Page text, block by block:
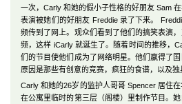
一次，Carly 和她的假小子性格的好朋友 Sam
表演被她们的好朋友 Freddie 录了下来。
频传到了网上。观众们看到了他们的搞笑表演
频，这样 iCarly 就诞生了。随着时间的推移，
们的节目使他们成为了网络明星。他们赢得了
原因是那些有创意的竞赛，疯狂的食谱，以及独
Carly 和她的26岁的监护人哥哥 Spencer 居住
在公寓里临时的第三层（阁楼）里制作节目。